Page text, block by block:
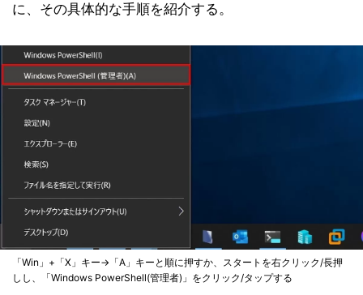
に、その具体的な手順を紹介する。
「Win」+「X」キー→「A」キーと順に押すか、スタートを右クリック/長押
しし、「Windows PowerShell(管理者)」をクリック/タップする